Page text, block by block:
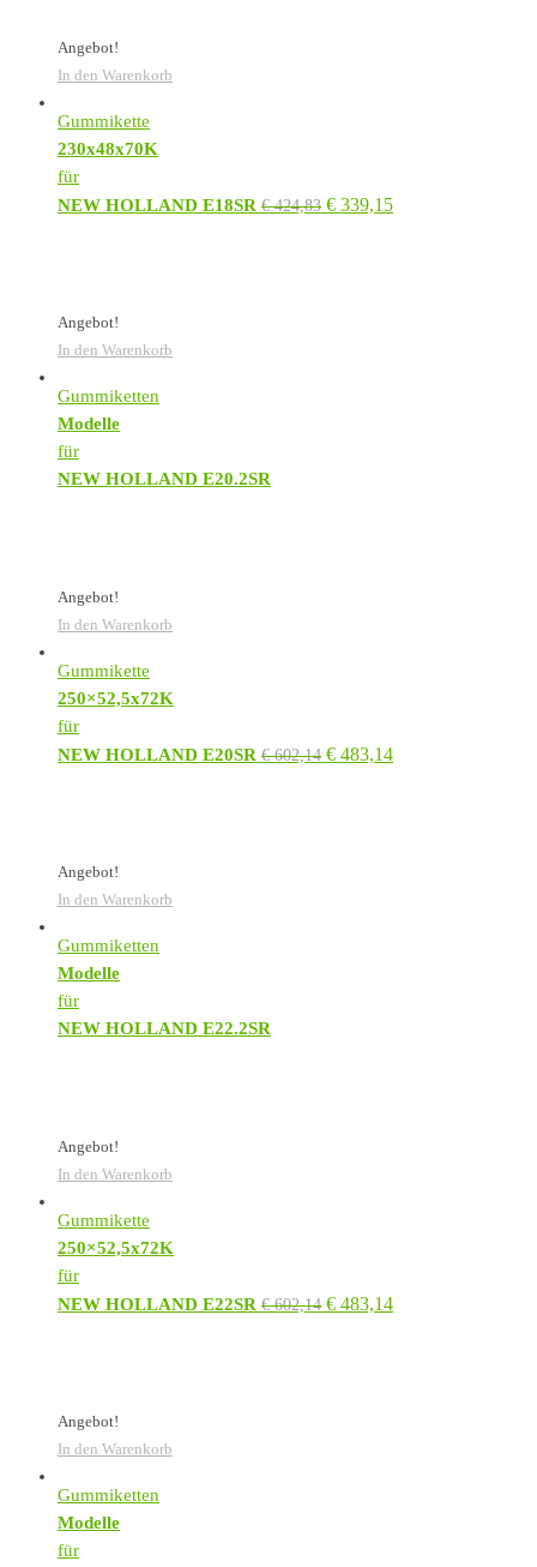
Angebot!
In den Warenkorb
Gummikette
230x48x70K
für
NEW HOLLAND E18SR €424,83 € 339,15
Angebot!
In den Warenkorb
Gummiketten
Modelle
für
NEW HOLLAND E20.2SR
Angebot!
In den Warenkorb
Gummikette
250×52,5x72K
für
NEW HOLLAND E20SR €602,14 € 483,14
Angebot!
In den Warenkorb
Gummiketten
Modelle
für
NEW HOLLAND E22.2SR
Angebot!
In den Warenkorb
Gummikette
250×52,5x72K
für
NEW HOLLAND E22SR €602,14 € 483,14
Angebot!
In den Warenkorb
Gummiketten
Modelle
für